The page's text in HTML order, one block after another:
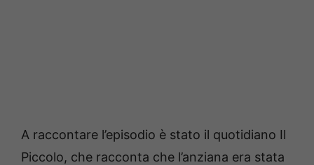
A raccontare l’episodio è stato il quotidiano Il
Piccolo, che racconta che l’anziana era stata